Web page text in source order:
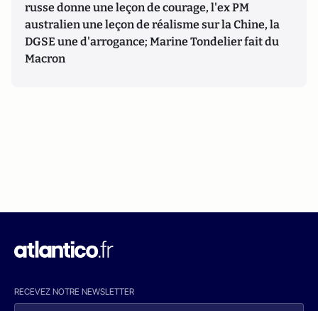
russe donne une leçon de courage, l'ex PM
australien une leçon de réalisme sur la Chine, la
DGSE une d'arrogance; Marine Tondelier fait du
Macron
RECEVEZ NOTRE NEWSLETTER